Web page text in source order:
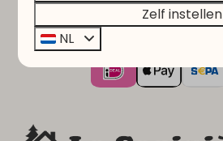
Veilig betalen
Zelf instellen
NL